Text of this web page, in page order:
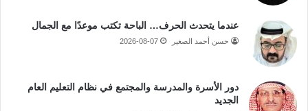
عندما يتحدث الحرف… الباحة تكتب موعدًا مع الجمال
حسن أحمد الصغير 2026-08-07
دور الأسرة والمدرسة والمجتمع في نظام التعليم العام
الجديد